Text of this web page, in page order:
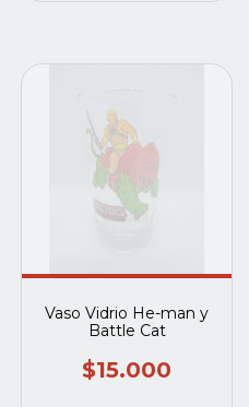
Vaso Vidrio He-man y
Battle Cat
$15.000